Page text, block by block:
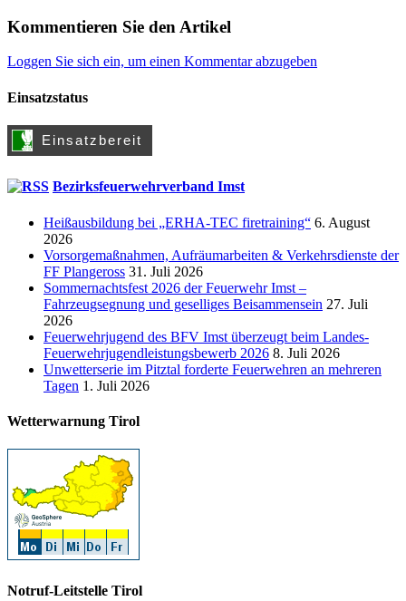
Kommentieren Sie den Artikel
Loggen Sie sich ein, um einen Kommentar abzugeben
Einsatzstatus
Bezirksfeuerwehrverband Imst
Heißausbildung bei „ERHA-TEC firetraining“ 6. August
2026
Vorsorgemaßnahmen, Aufräumarbeiten & Verkehrsdienste der
FF Plangeross 31. Juli 2026
Sommernachtsfest 2026 der Feuerwehr Imst –
Fahrzeugsegnung und geselliges Beisammensein 27. Juli
2026
Feuerwehrjugend des BFV Imst überzeugt beim Landes-
Feuerwehrjugendleistungsbewerb 2026 8. Juli 2026
Unwetterserie im Pitztal forderte Feuerwehren an mehreren
Tagen 1. Juli 2026
Wetterwarnung Tirol
Notruf-Leitstelle Tirol